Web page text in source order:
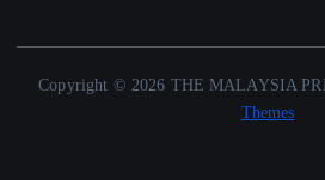
Copyright © 2026 THE MALAYSIA
Themes